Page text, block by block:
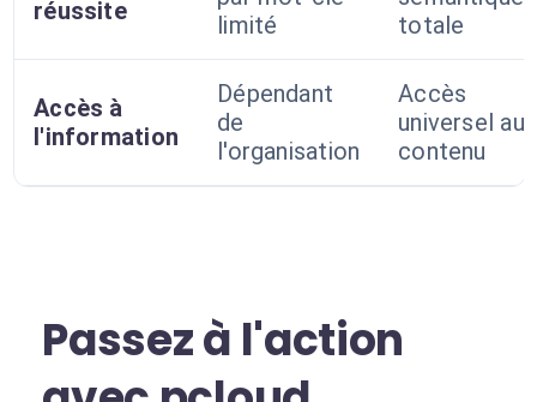
réussite
limité
totale
Accès à
l'information
Dépendant
de
l'organisation
Accès
universel au
contenu
Passez à l'action